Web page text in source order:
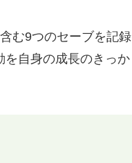
む9つのセーブを記録
を自身の成長のきっか